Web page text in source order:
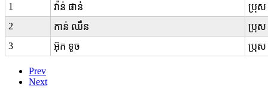
1
វ៉ាន់ ផាន់
ប្រុស
2
កាន់ ឈឺន
ប្រុស
3
អ៊ុក ទូច ប្រុស
Prev
Next